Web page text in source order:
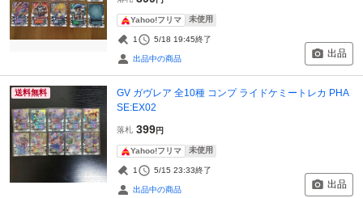
Yahoo!フリマ 未使用
1 5/18 19:45終了
出品中の商品 出品
送料無料
GV ガヴレア 全10種 コンプ ライドケミートレカ PHA
SE:EX02
落札 399円
Yahoo!フリマ 未使用
1 5/15 23:33終了
出品中の商品 出品